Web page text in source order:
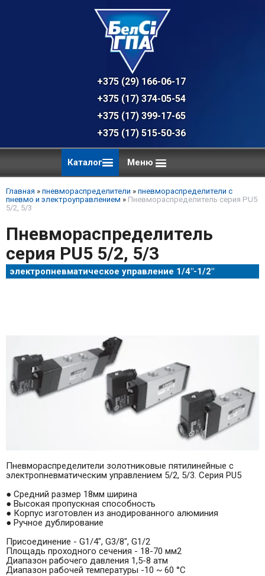
+375 (29) 166-06-17 - техническая
+375 (17) 374-05-54 - общий отдел,
+375 (17) 399-17-65
+375 (17) 515-50-36
Каталог Меню
Главная » пневмораспределители » пневмораспределители с
пневмо и электроуправлением » Пневмораспределитель серия PU5
5/2, 5/3
Пневмораспределитель
серия PU5 5/2, 5/3
электропневматическое управление 1/4"-1/2"
Пневмораспределители золотниковые пятилинейные с
электропневматическим управлением 5/2, 5/3. Серия PU5
● Cредний размер 18мм ширина
● Высокая пропускная способность
● Корпус изготовлен из анодированного алюминия
● Ручное дублирование
Присоединение - G1/4", G3/8", G1/2
Площадь проходного сечения - 18-70 мм2
Диапазон рабочего давления 1,5-8 атм
Диапазон рабочей температуры -10 ~ 60 °С